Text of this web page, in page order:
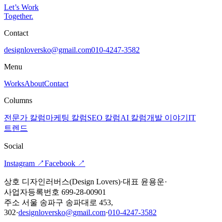
Let’s Work
Together.
Contact
designloversko@gmail.com010-4247-3582
Menu
WorksAboutContact
Columns
전문가 칼럼마케팅 칼럼SEO 칼럼AI 칼럼개발 이야기 IT
트렌드
Social
Instagram ↗Facebook ↗
상호 디자인러버스(Design Lovers)·대표 윤용운·
사업자등록번호 699-28-00901
주소 서울 송파구 송파대로 453,
302·designloversko@gmail.com·010-4247-3582